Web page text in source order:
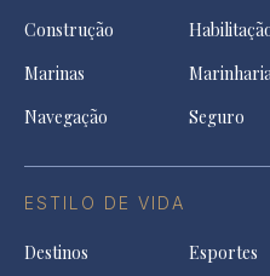
Construção
Marinas
Marinharia
Navegação
Seguro
ESTILO DE VIDA
Destinos Esportes